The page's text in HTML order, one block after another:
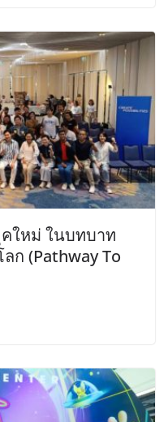
ใหม่ ในบทบาท
ก (Pathway To